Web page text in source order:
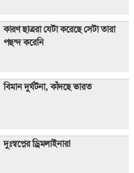
কারণ ছাত্ররা যেটা করেছে সেটা তারা
পছন্দ করেনি
বিমান দুর্ঘটনা, কাঁদছে ভারত
দুঃস্বপ্নের ড্রিমলাইনার!